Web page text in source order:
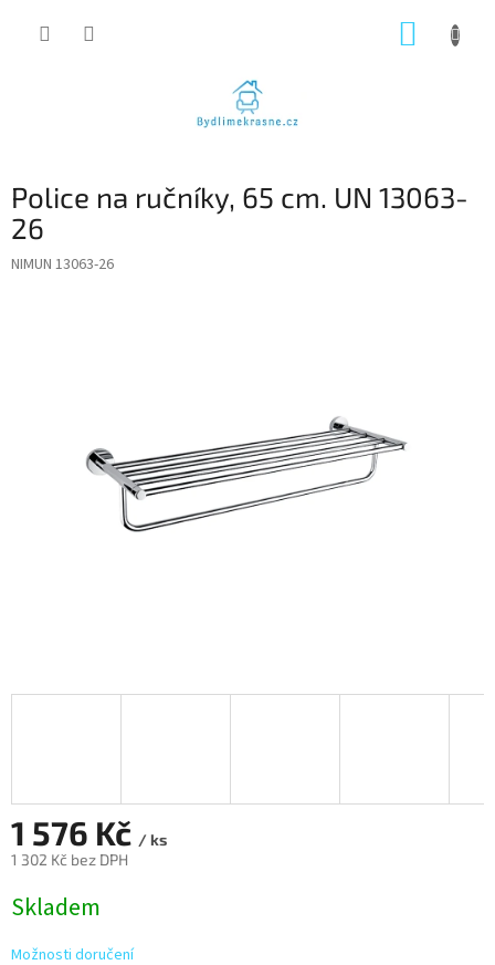
Police na ručníky, 65 cm. UN 13063-
26
NIMUN 13063-26
1 576 Kč / ks
1 302 Kč bez DPH
cena:
Skladem
Možnosti doručení